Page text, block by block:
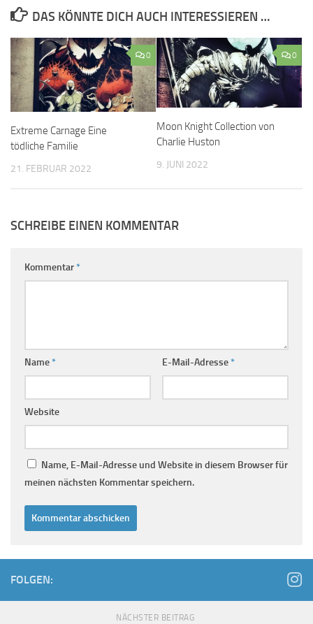
DAS KÖNNTE DICH AUCH INTERESSIEREN …
0
Extreme Carnage Eine
tödliche Familie
21. FEBRUAR 2022
0
Moon Knight Collection von
Charlie Huston
9. JUNI 2022
SCHREIBE EINEN KOMMENTAR
Kommentar*
Name* E-Mail-Adresse*
Website
Name, E-Mail-Adresse und Website in diesem Browser für
meinen nächsten Kommentar speichern.
FOLGEN:
NÄCHSTER BEITRAG